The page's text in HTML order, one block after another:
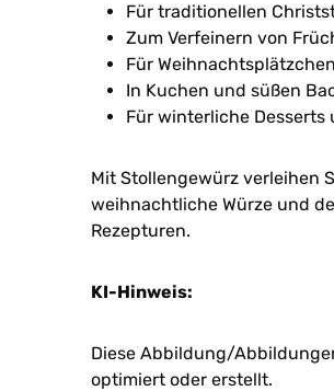
Für traditionellen
Zum Verfeinern von
Für
In Kuchen und süßen
Für winterliche Desserts
Mit Stollengewürz verleihen
weihnachtliche Würze und
Rezepturen.
KI-Hinweis:
Diese Abbildung/
optimiert oder erstellt.